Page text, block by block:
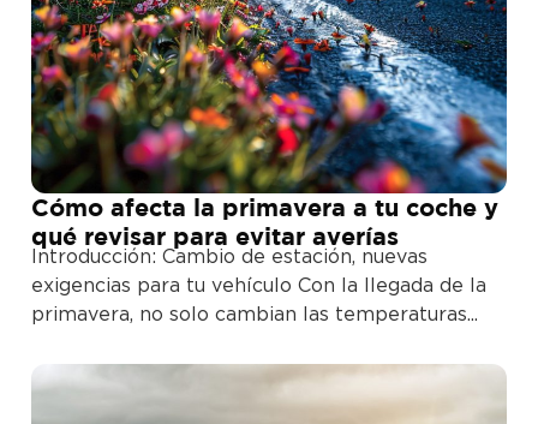
Cómo afecta la primavera a tu coche y
qué revisar para evitar averías
Introducción: Cambio de estación, nuevas
exigencias para tu vehículo Con la llegada de la
primavera, no solo cambian las temperaturas...